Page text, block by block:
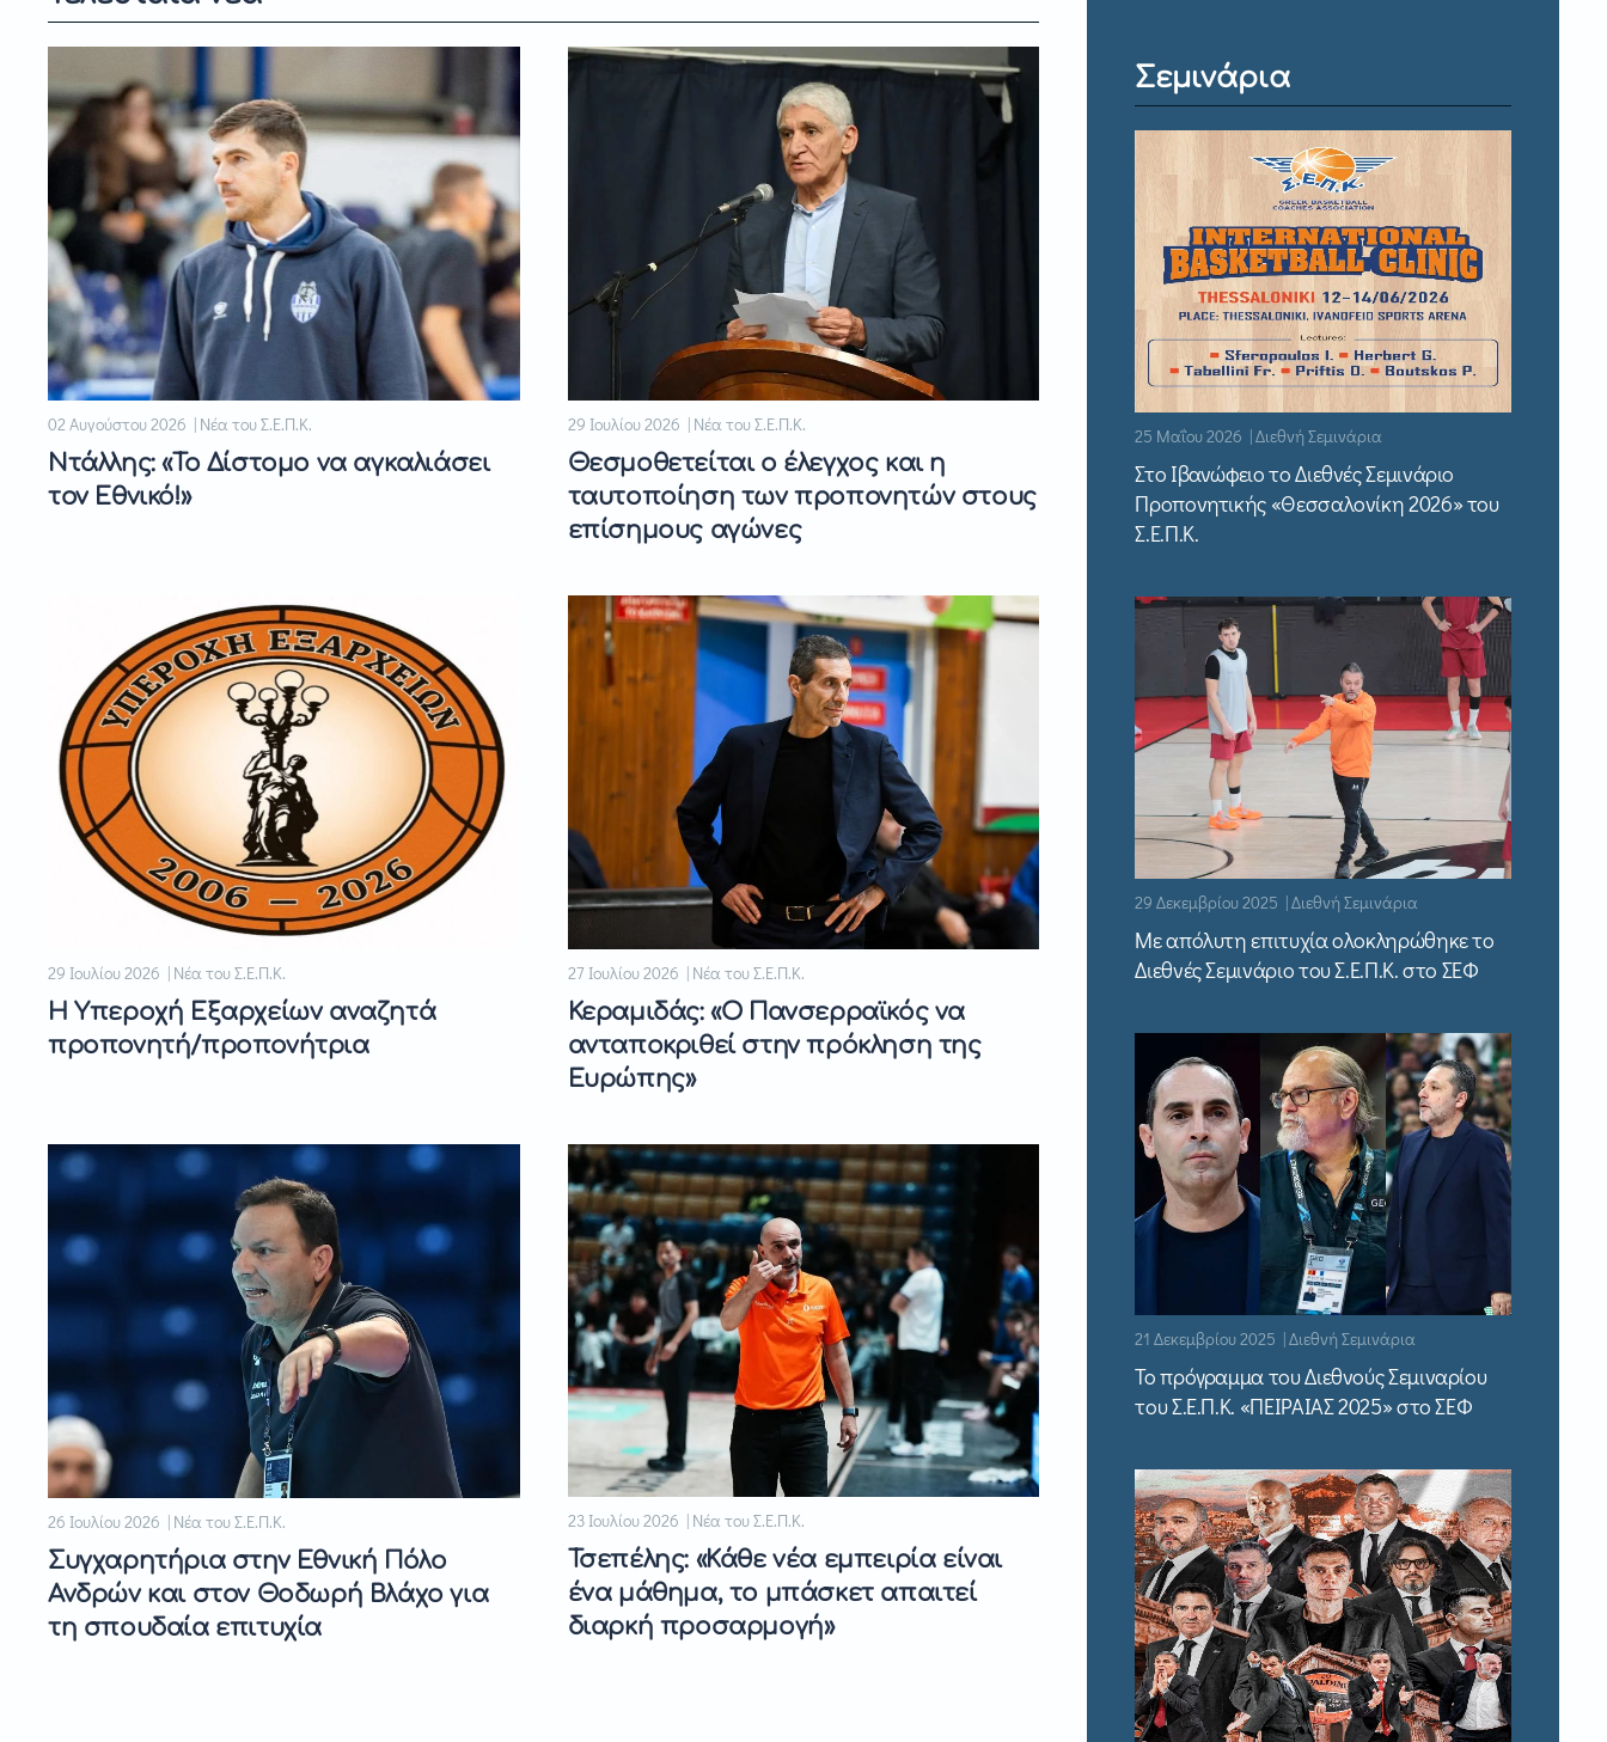
02 Αυγούστου 2026 | Νέα του Σ.Ε.Π.Κ.
Ντάλλης: «Το Δίστομο να αγκαλιάσει
τον Εθνικό!»
29 Ιουλίου 2026 | Νέα του Σ.Ε.Π.Κ.
Θεσμοθετείται ο έλεγχος και η
ταυτοποίηση των προπονητών στους
επίσημους αγώνες
29 Ιουλίου 2026 | Νέα του Σ.Ε.Π.Κ.
Η Υπεροχή Εξαρχείων αναζητά
προπονητή/προπονήτρια
27 Ιουλίου 2026 | Νέα του Σ.Ε.Π.Κ.
Κεραμιδάς: «Ο Πανσερραϊκός να
ανταποκριθεί στην πρόκληση της
Ευρώπης»
26 Ιουλίου 2026 | Νέα του Σ.Ε.Π.Κ.
Συγχαρητήρια στην Εθνική Πόλο
Ανδρών και στον Θοδωρή Βλάχο για
τη σπουδαία επιτυχία
23 Ιουλίου 2026 | Νέα του Σ.Ε.Π.Κ.
Τσεπέλης: «Κάθε νέα εμπειρία είναι
ένα μάθημα, το μπάσκετ απαιτεί
διαρκή προσαρμογή»
Σεμινάρια
25 Μαΐου 2026 | Διεθνή Σεμινάρια
Στο Ιβανώφειο το Διεθνές Σεμινάριο
Προπονητικής «Θεσσαλονίκη 2026» του
Σ.Ε.Π.Κ.
29 Δεκεμβρίου 2025 | Διεθνή Σεμινάρια
Με απόλυτη επιτυχία ολοκληρώθηκε το
Διεθνές Σεμινάριο του Σ.Ε.Π.Κ. στο ΣΕΦ
21 Δεκεμβρίου 2025 | Διεθνή Σεμινάρια
Το πρόγραμμα του Διεθνούς Σεμιναρίου
του Σ.Ε.Π.Κ. «ΠΕΙΡΑΙΑΣ 2025» στο ΣΕΦ